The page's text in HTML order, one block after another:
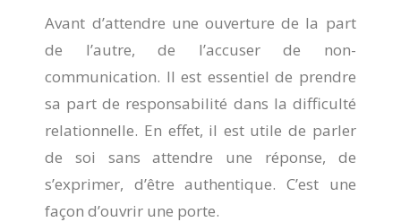
Avant d’attendre une ouverture de la part
de l’autre, de l’accuser de non-
communication. Il est essentiel de prendre
sa part de responsabilité dans la difficulté
relationnelle. En effet, il est utile de parler
de soi sans attendre une réponse, de
s’exprimer, d’être authentique. C’est une
façon d’ouvrir une porte.